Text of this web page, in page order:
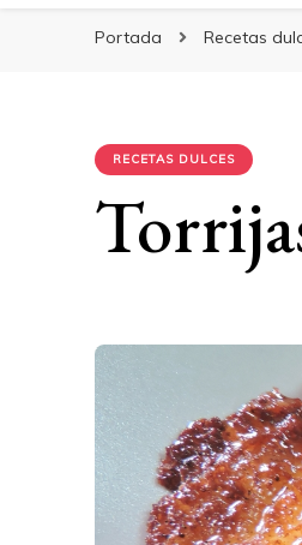
Portada Recetas
RECETAS DULCES